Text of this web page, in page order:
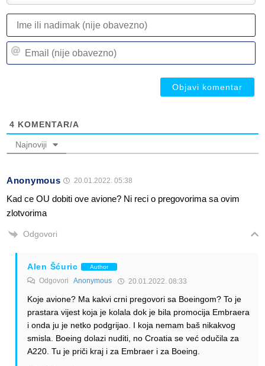
4 KOMENTAR/A
Najnoviji
Anonymous 20.01.2022. 05:38
Kad ce OU dobiti ove avione? Ni reci o pregovorima sa ovim
zlotvorima
Odgovori
Alen Šćuric Author
Odgovori Anonymous 20.01.2022. 08:33
Koje avione? Ma kakvi crni pregovori sa Boeingom? To je
prastara vijest koja je kolala dok je bila promocija Embraera
i onda ju je netko podgrijao. I koja nemam baš nikakvog
smisla. Boeing dolazi nuditi, no Croatia se već odučila za
A220. Tu je priči kraj i za Embraer i za Boeing.